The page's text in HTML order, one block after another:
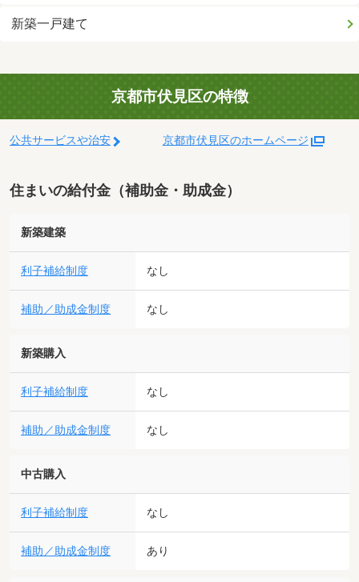
新築一戸建て
京都市伏見区の特徴
公共サービスや治安 京都市伏見区のホームページ
住まいの給付金（補助金・助成金）
新築建築
利子補給制度 なし
補助／助成金制度 なし
新築購入
利子補給制度 なし
補助／助成金制度 なし
中古購入
利子補給制度 なし
補助／助成金制度 あり